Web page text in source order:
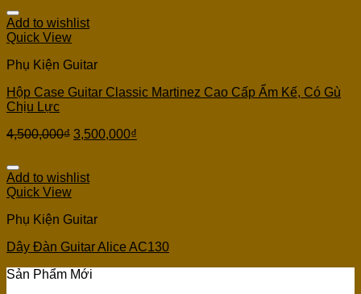
Add to wishlist
Quick View
Phụ Kiện Guitar
Hộp Case Guitar Classic Martinez Cao Cấp Ẩm Kế, Có Gù
Chịu Lực
4,500,000₫ 3,500,000₫
Add to wishlist
Quick View
Phụ Kiện Guitar
Dây Đàn Guitar Alice AC130
Sản Phẩm Mới